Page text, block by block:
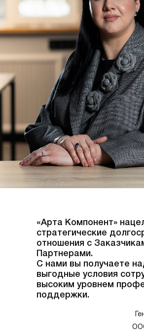
«Арта Компонент»
стратегические
отношения с
Партнерами.
С нами вы получаете
выгодные условия
высоким уровнем
поддержки.